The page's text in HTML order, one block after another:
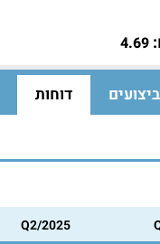
4.69
ביצועים דוחות
Q2/2025